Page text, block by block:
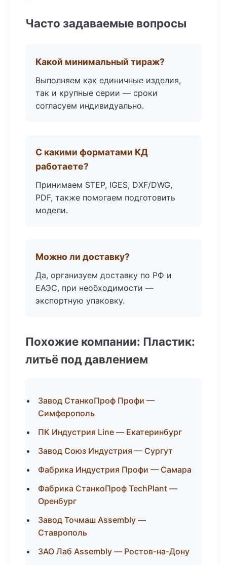
Часто задаваемые вопросы
Какой минимальный тираж?
Выполняем как единичные изделия,
так и крупные серии — сроки
согласуем индивидуально.
С какими форматами КД
работаете?
Принимаем STEP, IGES, DXF/DWG,
PDF, также помогаем подготовить
модели.
Можно ли доставку?
Да, организуем доставку по РФ и
ЕАЭС, при необходимости —
экспортную упаковку.
Похожие компании: Пластик:
литьё под давлением
Завод СтанкоПроф Профи —
Симферополь
ПК Индустрия Line — Екатеринбург
Завод Союз Индустрия — Сургут
Фабрика Индустрия Профи — Самара
Фабрика СтанкоПроф TechPlant —
Оренбург
Завод Точмаш Assembly —
Ставрополь
ЗАО Лаб Assembly — Ростов-на-Дону